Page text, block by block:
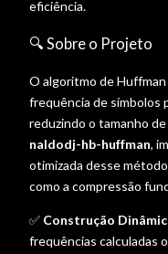
eficiência.
🔍 Sobre o Projeto
O algoritmo de Huffman
frequência de símbolos
reduzindo o tamanho
naldodj-hb-huffman,
otimizada desse
como a compressão
✅ Construção
frequências calculadas